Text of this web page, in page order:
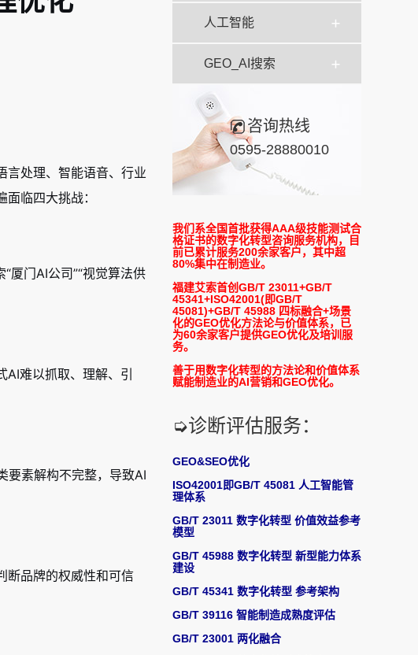
人工智能
GEO_AI搜索
咨询热线
0595-28880010
我们系全国首批获得AAA级技能测试合
格证书的数字化转型咨询服务机构，目
前已累计服务200余家客户，其中超
80%集中在制造业。
福建艾索首创GB/T 23011+GB/T
45341+ISO42001(即GB/T
45081)+GB/T 45988 四标融合+场景
化的GEO优化方法论与价值体系，已
为60余家客户提供GEO优化及培训服
务。
善于用数字化转型的方法论和价值体系
赋能制造业的AI营销和GEO优化。
➭诊断评估服务：
GEO&SEO优化
ISO42001即GB/T 45081 人工智能管
理体系
GB/T 23011 数字化转型 价值效益参考
模型
GB/T 45988 数字化转型 新型能力体系
建设
GB/T 45341 数字化转型 参考架构
GB/T 39116 智能制造成熟度评估
GB/T 23001 两化融合
处理、智能语音、行业
临四大挑战：
厦门AI公司”“视觉算法供
难以抓取、理解、引
要素解构不完整，导致AI
断品牌的权威性和可信